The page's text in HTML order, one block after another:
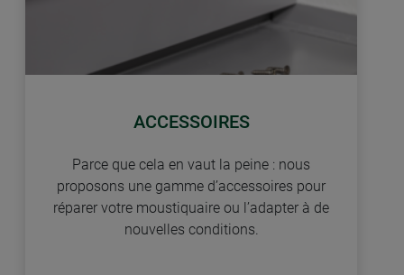
ACCESSOIRES
Parce que cela en vaut la peine : nous
proposons une gamme d’accessoires pour
réparer votre moustiquaire ou l’adapter à de
nouvelles conditions.